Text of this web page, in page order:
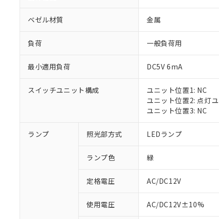
ベゼル材質 金属
負荷 一般負荷用
最小適用負荷 DC5V 6mA
スイッチユニット構成
ユニット位置1: NC
ユニット位置2: 点灯
ユニット位置3: NC
ランプ 照光部方式 LEDランプ
ランプ色 緑
定格電圧 AC/DC12V
使用電圧 AC/DC12V±10%
ご利用条件
※1 対応状況
調査・確認中：
非該当品：ライセ
仕入先様の事情に
があります。
※1 中国